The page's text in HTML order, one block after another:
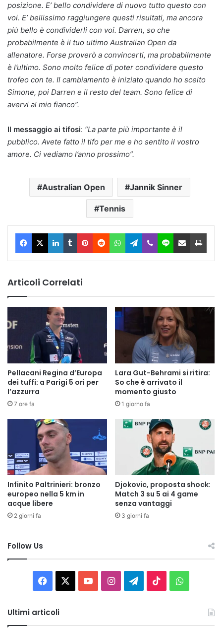
posizione. E’ bello condividere di nuovo tutto questo con
voi. E’ bellissimo raggiungere questi risultati, ma ancora
più bello è condividerli con voi. Darren, so che
probabilmente è il tuo ultimo Australian Open da
allenatore. Forse proverò a convincerti, ma probabilmente
è l’ultimo. Sono molto felice di poter condividere questo
trofeo con te. Il cambiamento è iniziato quando ho scelto
Simone, poi Darren e il resto del team. Sono felice di
avervi al mio fianco”.
Il messaggio ai tifosi: “La parte più importante è il
pubblico. Avete fatto il tifo per me e ho sentito il vostro
amore. Ci vediamo l’anno prossimo”.
Australian Open Jannik Sinner
Tennis
Facebook
X LinkedIn
TumblrPinterest
RedditWhatsAppTelegram
ViberLine Condividi via Email
Articoli Correlati
Pellacani Regina d’Europa
dei tuffi: a Parigi 5 ori per
l’azzurra
7 ore fa
Lara Gut-Behrami si ritira:
So che è arrivato il
momento giusto
1 giorno fa
Infinito Paltrinieri: bronzo
europeo nella 5 km in
acque libere
2 giorni fa
Djokovic, proposta shock:
Match 3 su 5 ai 4 game
senza vantaggi
3 giorni fa
Follow Us
Facebook You InstagramTelegram
TikTok
Ultimi articoli